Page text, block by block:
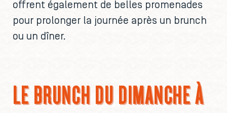
offrent également de belles promenades
pour prolonger la journée après un brunch
ou un dîner.
LE BRUNCH DU DIMANCHE À